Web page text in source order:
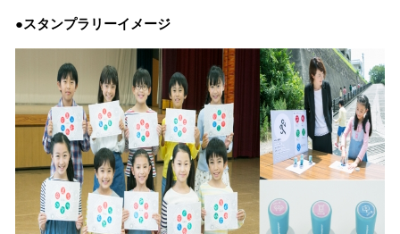
●スタンプラリーイメージ